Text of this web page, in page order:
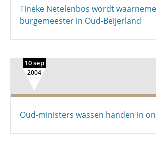
Tineke Netelenbos wordt
burgemeester in Oud-Beijerland
10 sep
2004
Oud-ministers wassen handen in